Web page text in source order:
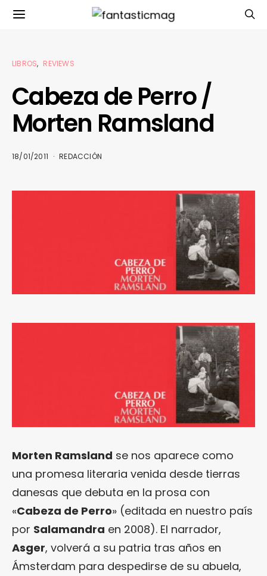
LIBROS REVIEWS
Cabeza de Perro /
Morten Ramsland
18/01/2011 REDACCIÓN
Morten Ramsland se nos aparece como
una promesa literaria venida desde tierras
danesas que debuta en la prosa con
«Cabeza de Perro» (editada en nuestro país
por Salamandra en 2008). El narrador,
Asger, volverá a su patria tras años en
Ámsterdam para despedirse de su abuela,